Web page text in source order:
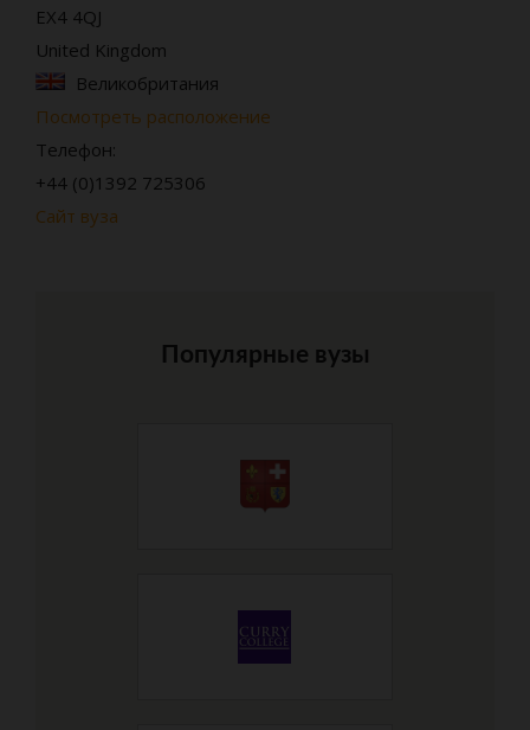
EX4 4QJ
United Kingdom
Великобритания
Посмотреть расположение
Телефон:
+44 (0)1392 725306
Сайт вуза
Популярные вузы